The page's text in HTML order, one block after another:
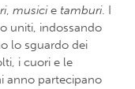
, musicie tamburi. I
uniti, indossando
lo sguardo dei
i cuori e le
anno partecipano